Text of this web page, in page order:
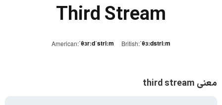
Third Stream
American:ˈθɜrːdˈstriːm British:ˈθɜːdstriːm
معنی third stream